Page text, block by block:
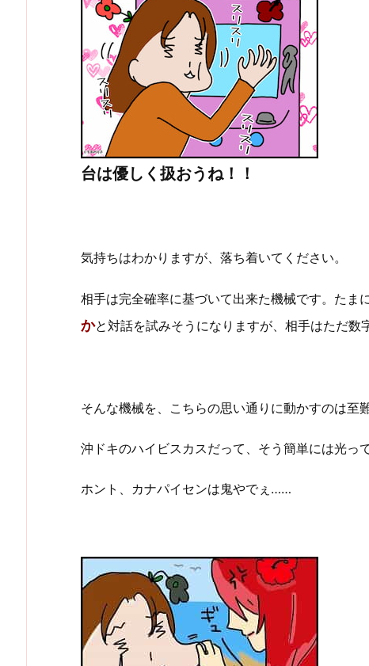
台は優しく扱おうね！！
気持ちはわかりますが、落ち着いてください。
相手は完全確率に基づいて出来た機械です。たま
かと対話を試みそうになりますが、相手はただ数
そんな機械を、こちらの思い通りに動かすのは至難
沖ドキのハイビスカスだって、そう簡単には光っ
ホント、カナパイセンは鬼やでぇ……